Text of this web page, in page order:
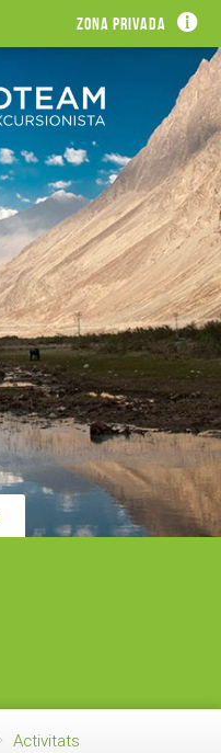
Zona privada
Activitats